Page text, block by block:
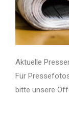
Aktuelle
Für
bitte unsere